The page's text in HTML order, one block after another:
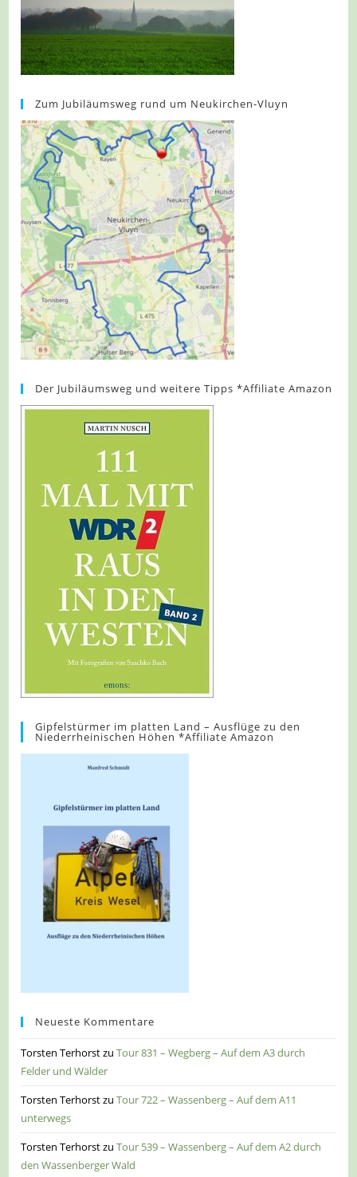
Zum Jubiläumsweg rund um Neukirchen-Vluyn
Der Jubiläumsweg und weitere Tipps *Affiliate Amazon
Gipfelstürmer im platten Land – Ausflüge zu den
Niederrheinischen Höhen *Affiliate Amazon
Neueste Kommentare
Torsten TerhorstzuTour 831 – Wegberg – Auf dem A3 durch
Felder und Wälder
Torsten TerhorstzuTour 722 – Wassenberg – Auf dem A11
unterwegs
Torsten TerhorstzuTour 539 – Wassenberg – Auf dem A2 durch
den Wassenberger Wald